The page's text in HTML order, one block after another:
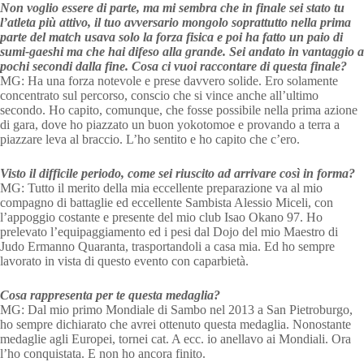
Non voglio essere di parte, ma mi sembra che in finale sei stato tu
l’atleta più attivo, il tuo avversario mongolo soprattutto nella prima
parte del match usava solo la forza fisica e poi ha fatto un paio di
sumi-gaeshi ma che hai difeso alla grande. Sei andato in vantaggio a
pochi secondi dalla fine. Cosa ci vuoi raccontare di questa finale?
MG: Ha una forza notevole e prese davvero solide. Ero solamente
concentrato sul percorso, conscio che si vince anche all’ultimo
secondo. Ho capito, comunque, che fosse possibile nella prima azione
di gara, dove ho piazzato un buon yokotomoe e provando a terra a
piazzare leva al braccio. L’ho sentito e ho capito che c’ero.
Visto il difficile periodo, come sei riuscito ad arrivare così in forma?
MG: Tutto il merito della mia eccellente preparazione va al mio
compagno di battaglie ed eccellente Sambista Alessio Miceli, con
l’appoggio costante e presente del mio club Isao Okano 97. Ho
prelevato l’equipaggiamento ed i pesi dal Dojo del mio Maestro di
Judo Ermanno Quaranta, trasportandoli a casa mia. Ed ho sempre
lavorato in vista di questo evento con caparbietà.
Cosa rappresenta per te questa medaglia?
MG: Dal mio primo Mondiale di Sambo nel 2013 a San Pietroburgo,
ho sempre dichiarato che avrei ottenuto questa medaglia. Nonostante
medaglie agli Europei, tornei cat. A ecc. io anellavo ai Mondiali. Ora
l’ho conquistata. E non ho ancora finito.